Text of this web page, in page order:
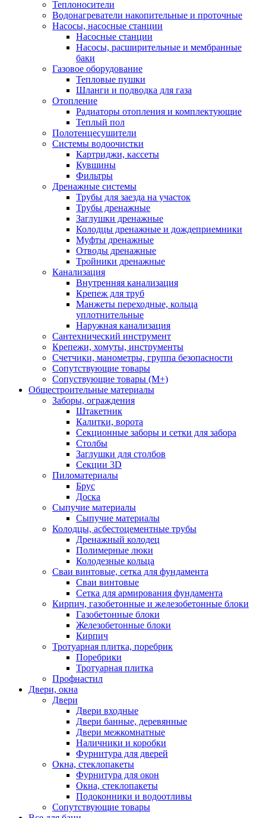
Теплоносители
Водонагреватели накопительные и проточные
Насосы, насосные станции
Насосные станции
Насосы, расширительные и мембранные
баки
Газовое оборудование
Тепловые пушки
Шланги и подводка для газа
Отопление
Радиаторы отопления и комплектующие
Теплый пол
Полотенцесушители
Системы водоочистки
Картриджи, кассеты
Кувшины
Фильтры
Дренажные системы
Трубы для заезда на участок
Трубы дренажные
Заглушки дренажные
Колодцы дренажные и дождеприемники
Муфты дренажные
Отводы дренажные
Тройники дренажные
Канализация
Внутренняя канализация
Крепеж для труб
Манжеты переходные, кольца
уплотнительные
Наружная канализация
Сантехнический инструмент
Крепежи, хомуты, инструменты
Счетчики, манометры, группа безопасности
Сопутствующие товары
Сопуствующие товары (М+)
Общестроительные материалы
Заборы, ограждения
Штакетник
Калитки, ворота
Секционные заборы и сетки для забора
Столбы
Заглушки для столбов
Секции 3D
Пиломатериалы
Брус
Доска
Сыпучие материалы
Сыпучие материалы
Колодцы, асбестоцементные трубы
Дренажный колодец
Полимерные люки
Колодезные кольца
Сваи винтовые, сетка для фундамента
Сваи винтовые
Сетка для армирования фундамента
Кирпич, газобетонные и железобетонные блоки
Газобетонные блоки
Железобетонные блоки
Кирпич
Тротуарная плитка, поребрик
Поребрики
Тротуарная плитка
Профнастил
Двери, окна
Двери
Двери входные
Двери банные, деревянные
Двери межкомнатные
Наличники и коробки
Фурнитура для дверей
Окна, стеклопакеты
Фурнитура для окон
Окна, стеклопакеты
Подоконники и водоотливы
Сопутствующие товары